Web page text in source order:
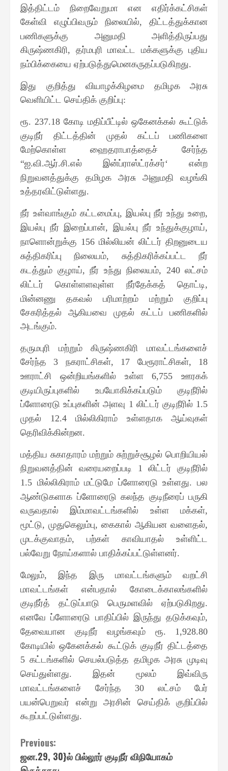
இத்திட்டம் நிறைவேறுமா என எதிர்க்கட்சிகள்
கேள்வி எழுப்பிவரும் நிலையில், திட்டத்துக்கான
பணிகளுக்கு அனுமதி அளித்திருப்பது
கிருஷ்ணகிரி, தர்மபுரி மாவட்ட மக்களுக்கு புதிய
நம்பிக்கையை ஏற்படுத்துமெனகருதப்படுகிறது.
இது குறித்து வியாழக்கிழமை தமிழக அரசு
வெளியிட்ட செய்திக் குறிப்பு:
ரூ. 237.18 கோடி மதிப்பீட்டில் ஒகேனக்கல் கூட்டுக்
குடிநீர் திட்டத்தின் முதல் கட்டப் பணிகளை
மேற்கொள்ள ஹைதராபாத்தைச் சேர்ந்த
“ஐ.வி.ஆர்.சி.எல் இன்ப்ராஸ்ட்ரக்சர்‘ என்ற
நிறுவனத்துக்கு தமிழக அரசு அனுமதி வழங்கி
உத்தரவிட்டுள்ளது.
நீர் உள்வாங்கும் கட்டமைப்பு, இயல்பு நீர் உந்து உறை,
இயல்பு நீர் இறைப்பான், இயல்பு நீர் உந்துக்குழாய்,
நாளொன்றுக்கு 156 மில்லியன் லிட்டர் திறனுடைய
சுத்திகரிப்பு நிலையம், சுத்திகரிக்கப்பட்ட நீர்
கடத்தும் குழாய், நீர் உந்து நிலையம், 240 லட்சம்
லிட்டர் கொள்ளளவுள்ள நீர்தேக்கத் தொட்டி,
மின்னணு தகவல் பரிமாற்றம் மற்றும் குறிப்பு
சேகரித்தல் ஆகியவை முதல் கட்டப் பணிகளில்
அடங்கும்.
தருமபுரி மற்றும் கிருஷ்ணகிரி மாவட்டங்களைச்
சேர்ந்த
3 நகராட்சிகள், 17 பேரூராட்சிகள், 18
ஊராட்சி ஒன்றியங்களில் உள்ள6,755 ஊரகக்
குடியிருப்புகளில் உபயோகிக்கப்படும் குடிநீரில்
ப்ளோரைடு உப்புகளின் அளவு 1 லிட்டர் குடிநீரில் 1.5
முதல் 12.4 மில்லிகிராம் உள்ளதாக ஆய்வுகள்
தெரிவிக்கின்றன.
மத்திய சுகாதாரம் மற்றும் சுற்றுச்சூழல் பொறியியல்
நிறுவனத்தின் வரையறைப்படி
1லிட்டர் குடிநீரில்
1.5 மில்லிகிராம் மட்டுமே ப்ளோரைடு உள்ளது.பல
ஆண்டுகளாக ப்ளோரைடு கலந்த குடிநீரைப் பருகி
வருவதால் இம்மாவட்டங்களில் உள்ள மக்கள்,
மூட்டு, முதுகெலும்பு, கைகால் ஆகியன வளைதல்,
முடக்குவாதம், பற்கள் காவியாதல் உள்ளிட்ட
பல்வேறு நோய்களால் பாதிக்கப்பட்டுள்ளனர்.
மேலும், இந்த இரு மாவட்டங்களும் வறட்சி
மாவட்டங்கள் என்பதால் கோடைக்காலங்களில்
குடிநீர்த் தட்டுப்பாடு பெருமளவில் ஏற்படுகிறது.
எனவே ப்ளோரைடு பாதிப்பில் இருந்து தடுக்கவும்,
தேவையான குடிநீர் வழங்கவும் ரூ. 1,928.80
கோடியில் ஒகேனக்கல் கூட்டுக் குடிநீர் திட்டத்தை
5கட்டங்களில் செயல்படுத்த தமிழக அரசு முடிவு
செய்துள்ளது. இதன் மூலம் இவ்விரு
மாவட்டங்களைச் சேர்ந்த
30 லட்சம் பேர்
பயன்பெறுவர் என்று அரசின் செய்திக் குறிப்பில்
கூறப்பட்டுள்ளது.
Continue
Previous:
ஜன.29, 30}ல் பில்லூர் குடிநீர் விநியோகம்